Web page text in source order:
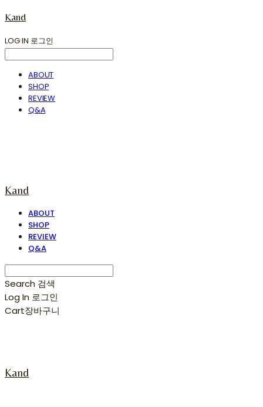
Kand
LOG IN 로그인
ABOUT
SHOP
REVIEW
Q&A
Kand
ABOUT
SHOP
REVIEW
Q&A
Search 검색
Log In 로그인
Cart장바구니
Kand